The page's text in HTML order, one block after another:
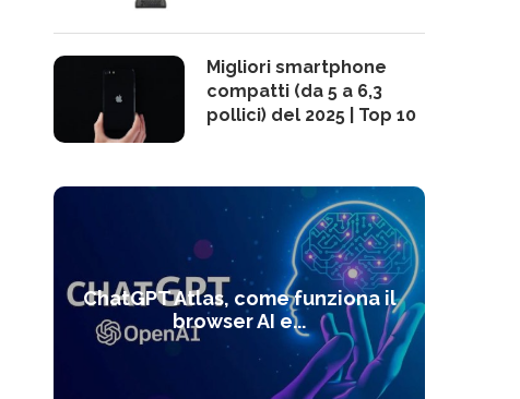
Migliori smartphone
compatti (da 5 a 6,3
pollici) del 2025 | Top 10
ChatGPT Atlas, come funziona il
browser AI e...